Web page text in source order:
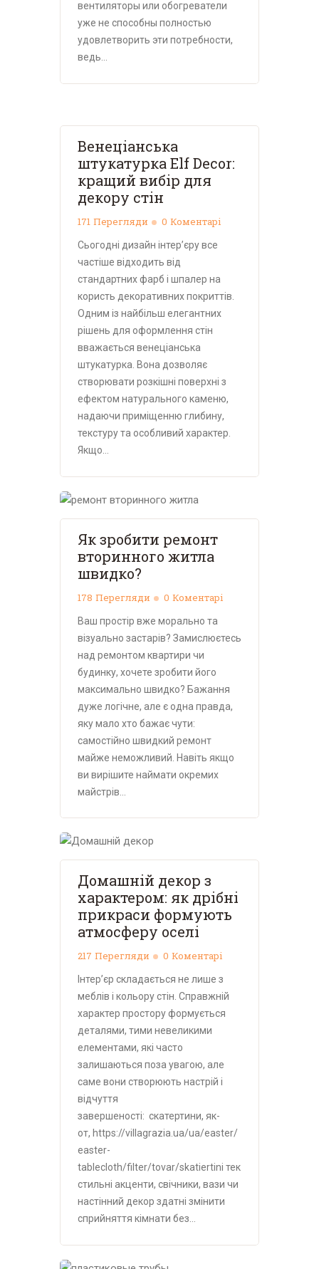
вентиляторы или обогреватели
уже не способны полностью
удовлетворить эти потребности,
ведь…
Венеціанська
штукатурка Elf Decor:
кращий вибір для
декору стін
171 Перегляди 0 Коментарі
Сьогодні дизайн інтер’єру все
частіше відходить від
стандартних фарб і шпалер на
користь декоративних покриттів.
Одним із найбільш елегантних
рішень для оформлення стін
вважається венеціанська
штукатурка. Вона дозволяє
створювати розкішні поверхні з
ефектом натурального каменю,
надаючи приміщенню глибину,
текстуру та особливий характер.
Якщо…
Як зробити ремонт
вторинного житла
швидко?
178 Перегляди 0 Коментарі
Ваш простір вже морально та
візуально застарів? Замислюєтесь
над ремонтом квартири чи
будинку, хочете зробити його
максимально швидко? Бажання
дуже логічне, але є одна правда,
яку мало хто бажає чути:
самостійно швидкий ремонт
майже неможливий. Навіть якщо
ви вирішите наймати окремих
майстрів…
Домашній декор з
характером: як дрібні
прикраси формують
атмосферу оселі
217 Перегляди 0 Коментарі
Інтер’єр складається не лише з
меблів і кольору стін. Справжній
характер простору формується
деталями, тими невеликими
елементами, які часто
залишаються поза увагою, але
саме вони створюють настрій і
відчуття
завершеності: скатертини, як-
от, https://villagrazia.ua/ua/easter/
easter-
tablecloth/filter/tovar/skatiertini тек
стильні акценти, свічники, вази чи
настінний декор здатні змінити
сприйняття кімнати без…